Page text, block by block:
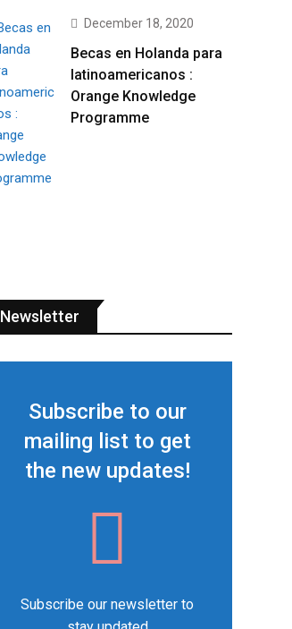
December 18, 2020
Becas en Holanda para
latinoamericanos :
Orange Knowledge
Programme
Newsletter
Subscribe to our
mailing list to get
the new updates!
Subscribe our newsletter to